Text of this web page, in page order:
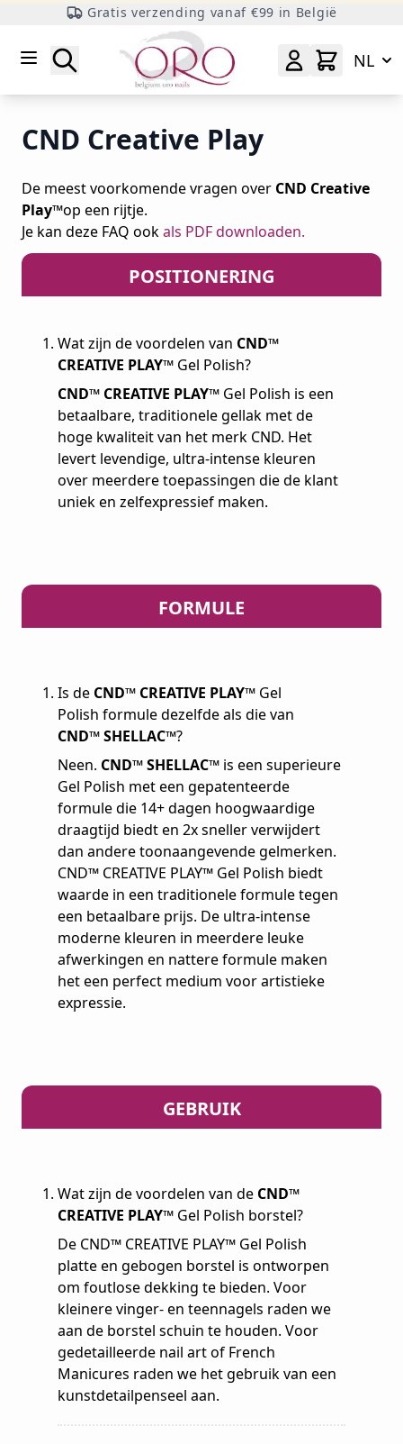
Gratis verzending vanaf €99 in België
Zoeken
NL
CND Creative Play
De meest voorkomende vragen over CND Creative
Play™op een rijtje.
Je kan deze FAQ ookals PDF downloaden.
POSITIONERING
Wat zijn de voordelen van CND™
CREATIVE PLAY™ Gel Polish?
CND™ CREATIVE PLAY™ Gel Polish is een
betaalbare, traditionele gellak met de
hoge kwaliteit van het merk CND. Het
levert levendige, ultra-intense kleuren
over meerdere toepassingen die de klant
uniek en zelfexpressief maken.
FORMULE
Is de CND™ CREATIVE PLAY™ Gel
Polish formule dezelfde als die van
CND™ SHELLAC™?
Neen. CND™ SHELLAC™ is een superieure
Gel Polish met een gepatenteerde
formule die 14+ dagen hoogwaardige
draagtijd biedt en 2x sneller verwijdert
dan andere toonaangevende gelmerken.
CND™ CREATIVE PLAY™ Gel Polish biedt
waarde in een traditionele formule tegen
een betaalbare prijs. De ultra-intense
moderne kleuren in meerdere leuke
afwerkingen en nattere formule maken
het een perfect medium voor artistieke
expressie.
GEBRUIK
Wat zijn de voordelen van de CND™
CREATIVE PLAY™ Gel Polish borstel?
De CND™ CREATIVE PLAY™ Gel Polish
platte en gebogen borstel is ontworpen
om foutlose dekking te bieden. Voor
kleinere vinger- en teennagels raden we
aan de borstel schuin te houden. Voor
gedetailleerde nail art of French
Manicures raden we het gebruik van een
kunstdetailpenseel aan.